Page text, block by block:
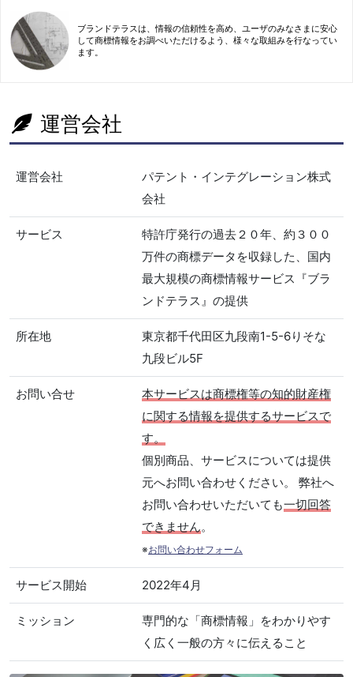
ブランドテラスは、情報の信頼性を高め、ユーザのみなさまに安心
して商標情報をお調べいただけるよう、様々な取組みを行なってい
ます。
運営会社
運営会社
パテント・インテグレーション株式
会社
サービス
特許庁発行の過去２０年、約３００
万件の商標データを収録した、国内
最大規模の商標情報サービス『ブラ
ンドテラス』の提供
所在地
東京都千代田区九段南1-5-6りそな
九段ビル5F
お問い合せ
本サービスは商標権等の知的財産権
に関する情報を提供するサービスで
す。
個別商品、サービスについては提供
元へお問い合わせください。 弊社へ
お問い合わせいただいても一切回答
できません。
※お問い合わせフォーム
サービス開始 2022年4月
ミッション
専門的な「商標情報」をわかりやす
く広く一般の方々に伝えること